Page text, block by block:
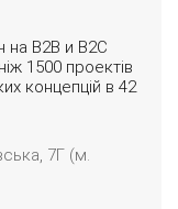
на B2B и B2C
1500 проектів
концепцій в 42
7Г (м.